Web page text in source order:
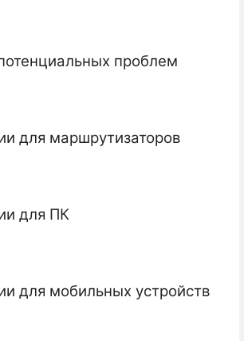
проблем
для маршрутизаторов
для ПК
для мобильных устройств